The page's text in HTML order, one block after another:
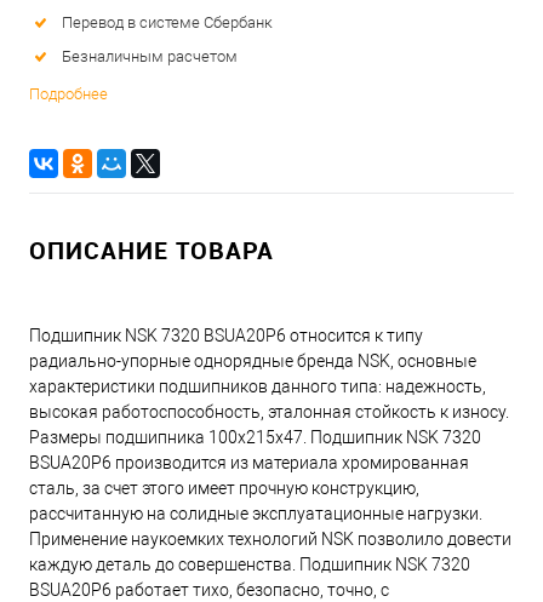
Перевод в системе Сбербанк
Безналичным расчетом
Подробнее
ОПИСАНИЕ ТОВАРА
Подшипник NSK 7320 BSUA20P6 относится к типу
радиально-упорные однорядные бренда NSK, основные
характеристики подшипников данного типа: надежность,
высокая работоспособность, эталонная стойкость к износу.
Размеры подшипника 100x215x47. Подшипник NSK 7320
BSUA20P6 производится из материала хромированная
сталь, за счет этого имеет прочную конструкцию,
рассчитанную на солидные эксплуатационные нагрузки.
Применение наукоемких технологий NSK позволило довести
каждую деталь до совершенства. Подшипник NSK 7320
BSUA20P6 работает тихо, безопасно, точно, с